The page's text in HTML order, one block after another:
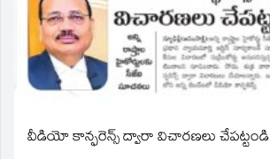
వీడియో కాన్ఫరెన్స్ ద్వారా విచారణలు చేపట్టండి